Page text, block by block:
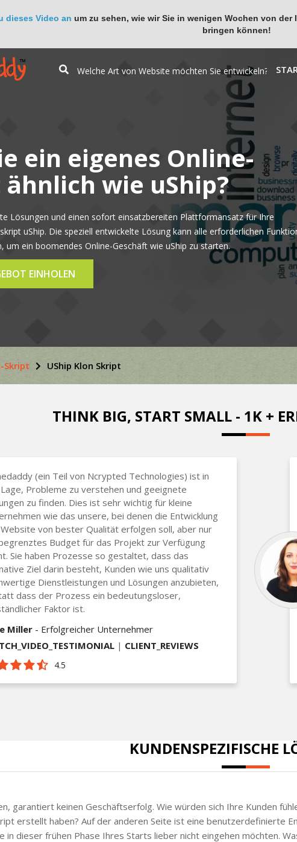
dieses Video an um zu sehen, wie wir Sie in wenigen Wochen von
bringen können!
ein eigenes Online-
wie uShip?
Lösungen und einen sofort einsatzbereiten Plattformansatz für Ihre
uShip. Die speziell entwickelte Lösung kann alle erforderlichen
um ein boomendes Online-Geschäft wie uShip zu starten.
EINHOLEN
Skript UShip Klon Skript
THINK BIG, START SMALL - 1K +
(ein Teil von Ncrypted Technologies) ist in
Probleme zu verstehen und geeignete
zu finden. Dies ist sehr wichtig für kleine
wie das unsere, bei denen die Entwicklung
von bester Qualität erfolgen soll, aber nur
Budget für das Projekt zur Verfügung
Sie haben Prozesse so gestaltet, dass das
Ziel darin besteht, Kunden wie uns qualitativ
Dienstleistungen und Lösungen anzubieten,
dass der Prozess ein bedeutungsloser,
Faktor ist.
Miller - Erfolgreicher Unternehmer
| CLIENT_REVIEWS
4.5
KUNDENSPEZIFISCHE
garantiert keinen Geschäftserfolg. Wie würden sich Ihre Kunden
erstellt haben? Auf der anderen Seite ist eine benutzerdefinierte
in dieser frühen Phase Ihres Starts lieber nicht eingehen möchten.